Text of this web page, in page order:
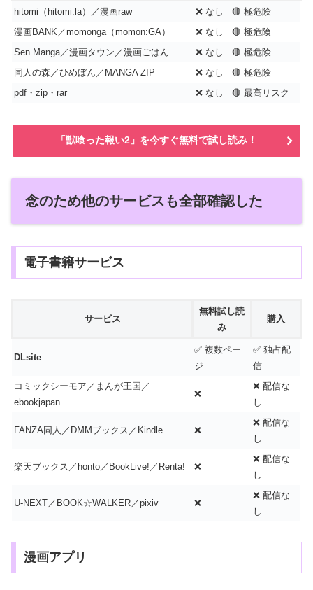
hitomi（hitomi.la）／漫画raw ❌ なし
🔴 極危険
漫画BANK／momonga（momon:GA）
❌ なし
🔴 極危険
Sen Manga／漫画タウン／漫画ごはん
❌ なし
🔴 極危険
同人の森／ひめぼん／MANGA ZIP
❌ なし
🔴 極危険
pdf・zip・rar
❌ なし 🔴 最高リスク
「獣喰った報い2」を今すぐ無料で試し読み！
念のため他のサービスも全部確認した
電子書籍サービス
サービス
無料試し読
み
購入
DLsite
✅ 複数ペー
ジ
✅ 独占配
信
コミックシーモア／まんが王国／
ebookjapan
❌
❌ 配信な
し
FANZA同人／DMMブックス／Kindle ❌
❌ 配信な
し
楽天ブックス／honto／BookLive!／Renta! ❌
❌ 配信な
し
U-NEXT／BOOK☆WALKER／pixiv ❌
❌ 配信な
し
漫画アプリ